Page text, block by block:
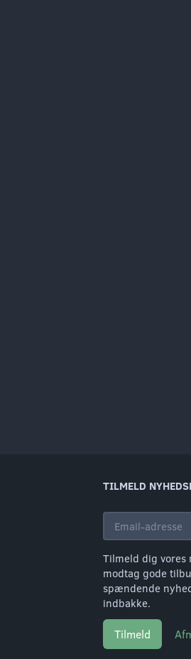
TILMELD
adresse
Tilmeld dig vores
modtag gode
spændende
indbakke.
Tilmeld